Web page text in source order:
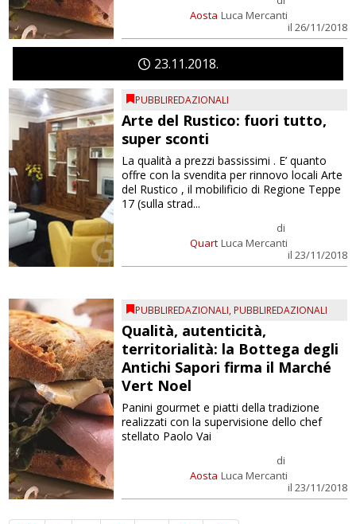
Aosta Luca Mercanti
il 26/11/2018
23 11 2018
PUBBLIREDAZIONALI
Arte del Rustico: fuori tutto,
super sconti
Quart
di
Luca Mercanti
il 23/11/2018
La qualità a prezzi bassissimi . E’ quanto
offre con la svendita per rinnovo locali Arte
del Rustico , il mobilificio di Regione Teppe
17 (sulla strad...
PUBBLIREDAZIONALI, PUBBLIREDAZIONALI
Qualità, autenticità,
territorialità: la Bottega degli
Antichi Sapori firma il Marché
Vert Noel
Aosta
di
Luca Mercanti
il 23/11/2018
Panini gourmet e piatti della tradizione
realizzati con la supervisione dello chef
stellato Paolo Vai